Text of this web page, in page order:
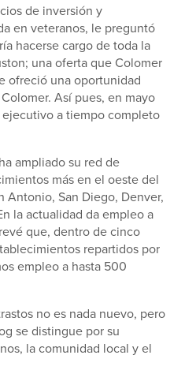
de inversión y
en veteranos, le preguntó
hacerse cargo de toda la
una oferta que Colomer
ofreció una oportunidad
Así pues, en mayo
a tiempo completo
ampliado su red de
más en el oeste del
Antonio, San Diego, Denver,
la actualidad da empleo a
que, dentro de cinco
repartidos por
empleo a hasta 500
no es nada nuevo, pero
se distingue por su
la comunidad local y el